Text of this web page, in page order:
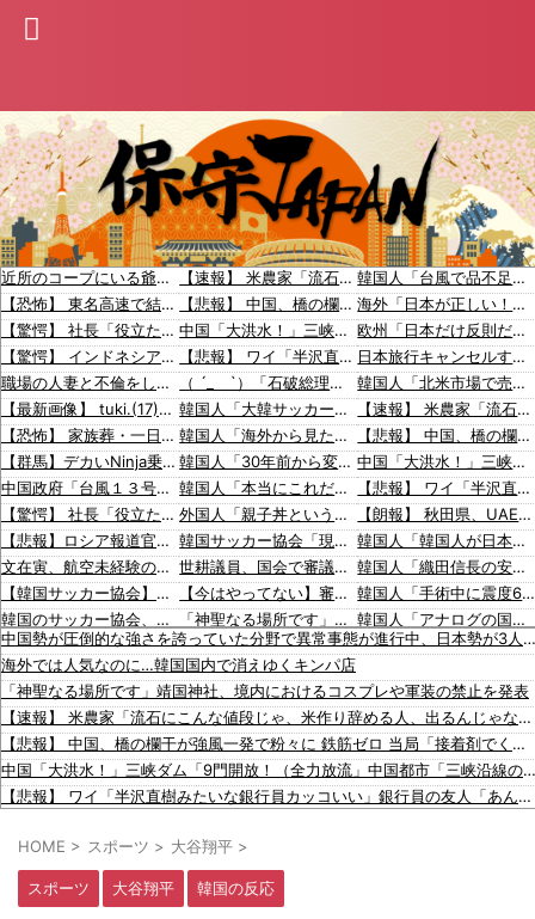
近所のコープにいる爺さん、隙あらば他人のカゴに商品を入れようとする
【恐怖】 東名高速で結婚式の衣装合わせに向かっていた夫婦の車に何度も何度も追突した60歳の男がヤバすぎる…こんなのに遭遇したらどうすればいいの？
【驚愕】 社長「役立たずの中年社員解雇したら若手もみんな辞めてしまった…」
【驚愕】 インドネシア、[ドラえもんが16人発見されるｗｗｗｗｗｗｗｗｗ
職場の人妻と不倫をして、ついに、、、
【最新画像】 tuki.(17)、ハワイでほぼ全部出し！「隠しきれない美貌」とSNSざわつく
【恐怖】 家族葬・一日葬なら安いという風潮、完全に嘘だった・・・・
【群馬】デカいNinja乗りさん、後方確認しない軽四に当てられてしまう。
中国政府「台風１３号に三峡ダムが耐えられない！全開放流しろ！」⇒ 下流域の街が壊滅状態ｗｗｗｗｗ
【驚愕】 社長「役立たずの中年社員解雇したら若手もみんな辞めてしまった…」
【悲報】ロシア報道官「広島市長は毎年、ロシアを嫌悪する『偽りの呪文』を繰り返し、日本人をゾンビ化させている」と主張
文在寅、航空未経験の娘婿を重役にして収賄で起訴された
【韓国サッカー協会】外国人審判約10人に性的接待か 計1496回、約2億ウォン（約2200万円）
韓国のサッカー協会、W杯予選等を裁くために訪韓した外国人審判を「性接待」していた……大して強くもないチームが潤沢な予算を持ってりゃそうなるわな
【動画】DJI Neo2で釣りの自撮りをしようとした男の悲劇（ノ∇`）
中国の海水浴場の映像があまりにも・・・
【批判】ワールドカップ決勝のハーフタイムショー、英紙｢BTSが出てきて悪夢かと思った｣
【なんで】竹島ソングを歌う韓国アイドルグループが待望の日本デビュー
中国人による密漁が止まらない
警察がスーパーで暴れる刃物男を射〇「発砲は適正か？」
【動画】タイのティパンコーン王子が日本人女性とデートか？
【速報】 米農家「流石にこんな値段じゃ、米作り辞める人、出るんじゃないかなあ？？」
【悲報】 中国、橋の欄干が強風一発で粉々に 鉄筋ゼロ 当局「接着剤でくっつけただけ」「正常で、品質問題はない」
中国「大洪水！」三峡ダム「9門開放！（全力放流」中国都市「三峡沿線の道路水没」中国政府「高速道路封鎖！」中国ダム「緊急放流に合わせて開門（土砂崩れ発生」→
【悲報】 ワイ「半沢直樹みたいな銀行員カッコいい」銀行員の友人「あんな奴居ねえよ」
（ ´_ゝ`）「石破総理は世界でも珍しい、国民による石破辞めるなデモが自然発生した総理大臣です」
韓国人「大韓サッカー協会が過去に20人の外国人審判らに不謹慎接待をしていた証拠が揃いながらも不起訴処分に成っていた事が明らかに‥」
韓国人「海外から見た東京とソウルの評価がこちら・・・」
韓国人「30年前から変わらない日本の女子高生の姿に韓国人が衝撃！何故変わらないデザインの制服や革靴を着用し続けるのか？」
韓国人「本当にこれだけは日本がうらやましいと感じるものがこちら・・・」
外国人「親子丼という日本の料理の直訳を知ってしまった…」
韓国サッカー協会「現在は不適切な行為は絶対にない」→韓国人「一番重要なのは2002年なのにそこは言及しないんだなｗｗｗ」「責任逃れが本当にひどい・・・」
世耕議員、国会で審議・議決した予算を財務省が勝手に３兆円動かしていると指摘・問題視
【今はやってない】審判への性接待疑惑、大韓サッカー協会が声明「現在は一切発生していない」「世界中のサッカー界関係者の皆さんにお詫び」
「神聖なる場所です」靖国神社、境内におけるコスプレや軍装の禁止を発表
（ ´_ゝ`）東京新聞「小池都知事、今年も虐〇された朝鮮人犠牲者らを追悼文を送付しない意向。10年連続」
韓国人「海外が想像する韓国人キャラクターのイメージがこちら・・・」
「猫が車を凝視してると思ったら、自分に見とれていた…」（動画）
16歳の清水空跳が100m10秒00を記録して桐生祥秀の高校記録を更新、海外陸上競技ファンも大衝撃（海外の反応）
韓国人「台風で品不足になった沖縄のスーパーに行ってみたら、なぜか辛ラーメンだけ売れ残っていたんです…」
海外「日本が正しい！」優しい日本人に甘える外国人に海外が大騒ぎ
欧州「日本だけ反則だろ…」 世界の『日本びいき』にヨーロッパ全土から不満の声
日本旅行キャンセルすべきか…1万年ぶり史上最大級の火山の兆し＝韓国の反応
韓国人「北米市場で売れまくりトヨタに続き日本のホンダやスズキも今年第2四半期に大幅な黒字を記録！」→「あまりにも見事なV字回復‥」
【速報】 米農家「流石にこんな値段じゃ、米作り辞める人、出るんじゃないかなあ？？」
【悲報】 中国、橋の欄干が強風一発で粉々に 鉄筋ゼロ 当局「接着剤でくっつけただけ」「正常で、品質問題はない」
中国「大洪水！」三峡ダム「9門開放！（全力放流」中国都市「三峡沿線の道路水没」中国政府「高速道路封鎖！」中国ダム「緊急放流に合わせて開門（土砂崩れ発生」→
【悲報】 ワイ「半沢直樹みたいな銀行員カッコいい」銀行員の友人「あんな奴居ねえよ」
【朗報】 秋田県、UAEのオイルマネー2兆円が転がり込んでガチで東北最強になるぞｗｗｗｗｗｗｗ
韓国人「韓国人が日本のラーメンについて勘違いしていることがこちら…」→「えっ？？？？？？？？？？」＝韓国の反応
韓国人「織田信長の安土城の復元図と建築技術の高さに韓国人が衝撃！」→「当時の技術力に言葉を失う‥」
韓国人「手術中に震度6強の地震、その時の日本の医療スタッフたちの姿をご覧ください」→「マジで鳥肌立った」「こういう姿は韓国も見習わないと」「あんな状況なら日本だけではなく韓国の医療関係者も同じように行動したはずだ」【熊本地震】
韓国人「アナログの国日本で高級車を買うと葬儀屋さんみたいになります」
韓国人「日本がここまでの観光大国に発展した本当の理由がこちら…」→「昔から日本は愛されてた…（ﾌﾞﾙﾌﾞﾙ」＝韓国の反応
海外「大谷翔平が勝ち越しの絶好機でダブルプレー…」
海外「大谷翔平がドジャースでfWAR25.0到達！歴史的ペースに海外騒然…」
海外「大谷翔平が1試合2発！完全に人間離れしているんだが…」
海外「大谷翔平がワールドシリーズ3連覇＆WSMVPなら歴代何位？海外ファンの答えがこちら」
中国勢が圧倒的な強さを誇っていた分野で異常事態が進行中、日本勢が3人も準決勝に進む一方で中国勢が……
海外では人気なのに…韓国国内で消えゆくキンパ店
「神聖なる場所です」靖国神社、境内におけるコスプレや軍装の禁止を発表
【速報】 米農家「流石にこんな値段じゃ、米作り辞める人、出るんじゃないかなあ？？」
【悲報】 中国、橋の欄干が強風一発で粉々に 鉄筋ゼロ 当局「接着剤でくっつけただけ」「正常で、品質問題はない」
中国「大洪水！」三峡ダム「9門開放！（全力放流」中国都市「三峡沿線の道路水没」中国政府「高速道路封鎖！」中国ダム「緊急放流に合わせて開門（土砂崩れ発生」→
【悲報】 ワイ「半沢直樹みたいな銀行員カッコいい」銀行員の友人「あんな奴居ねえよ」
【恐怖】 家族葬・一日葬なら安いという風潮、完全に嘘だった・・・・
HOME > スポーツ > 大谷翔平 >
スポーツ 大谷翔平 韓国の反応